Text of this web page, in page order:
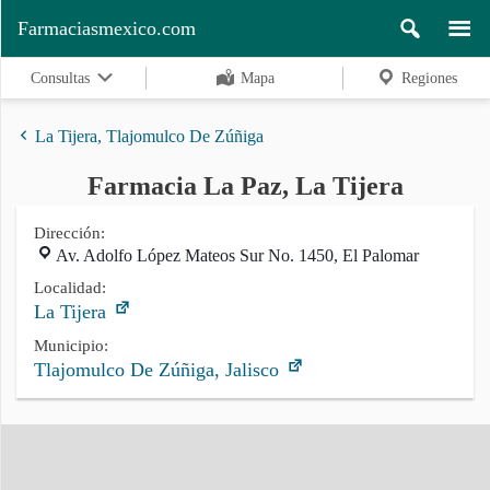
Buscar
Contacto
Farmaciasmexico.com
Consultas Mapa Regiones
La Tijera, Tlajomulco De Zúñiga
Farmacia La Paz, La Tijera
Dirección:
Av. Adolfo López Mateos Sur No. 1450, El Palomar
Localidad:
La Tijera
Municipio:
Tlajomulco De Zúñiga, Jalisco